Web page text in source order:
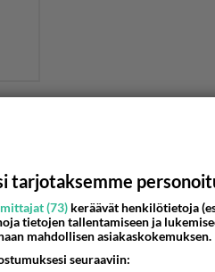
terhakalla poninhännällä.
video ja viesti on varmaankin
hehkuttavat:
Sara Chafakkirjoittaa sydän-
et juosta, kävellä, pomppia vai
tarjotaksemme
(73) keräävät henkilötietoja
tietojen tallentamiseen ja
mahdollisen asiakaskokemuksen.
seuraaviin: